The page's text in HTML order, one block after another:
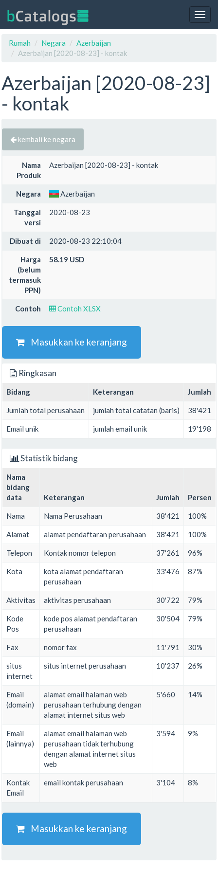
Rumah
Negara
Azerbaijan
Azerbaijan [2020-08-23] - kontak
Azerbaijan [2020-08-23]
- kontak
kembali ke negara
Nama
Produk
Azerbaijan [2020-08-23] - kontak
Negara Azerbaijan
Tanggal
versi
2020-08-23
Dibuat di 2020-08-23 22:10:04
Harga
(belum
termasuk
PPN)
58.19 USD
Contoh Contoh XLSX
Masukkan ke keranjang
Ringkasan
Bidang Keterangan Jumlah
Jumlah total perusahaan jumlah total catatan (baris) 38'421
Email unik jumlah email unik 19'198
Statistik bidang
Nama
bidang
data
Keterangan Jumlah Persen
Nama Nama Perusahaan 38'421 100%
Alamat alamat pendaftaran perusahaan 38'421 100%
Telepon Kontak nomor telepon 37'261 96%
Kota
kota alamat pendaftaran
perusahaan
33'476 87%
Aktivitas aktivitas perusahaan 30'722 79%
Kode
Pos
kode pos alamat pendaftaran
perusahaan
30'504 79%
Fax nomor fax 11'791 30%
situs
internet
situs internet perusahaan 10'237 26%
Email
(domain)
alamat email halaman web
perusahaan terhubung dengan
alamat internet situs web
5'660 14%
Email
(lainnya)
alamat email halaman web
perusahaan tidak terhubung
dengan alamat internet situs
web
3'594 9%
Kontak
Email
email kontak perusahaan 3'104 8%
Masukkan ke keranjang